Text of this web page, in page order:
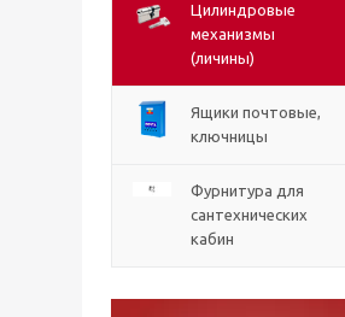
Цилиндровые
механизмы
(личины)
Ящики почтовые,
ключницы
Фурнитура для
сантехнических
кабин